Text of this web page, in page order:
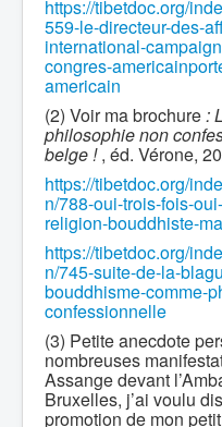
https://tibetdoc.org/
559-le-directeur-des-
international-
congres-
americain
(2) Voir ma brochure:
philosophie non
belge !, éd. Vérone,
https://tibetdoc.org/
n/788-oui-trois-fois-
religion-bouddhiste-
https://tibetdoc.org/
n/745-suite-de-la-
bouddhisme-comme-
confessionnelle
(3) Petite anecdote
nombreuses
Assange devant
Bruxelles, j’ai voulu
promotion de mon